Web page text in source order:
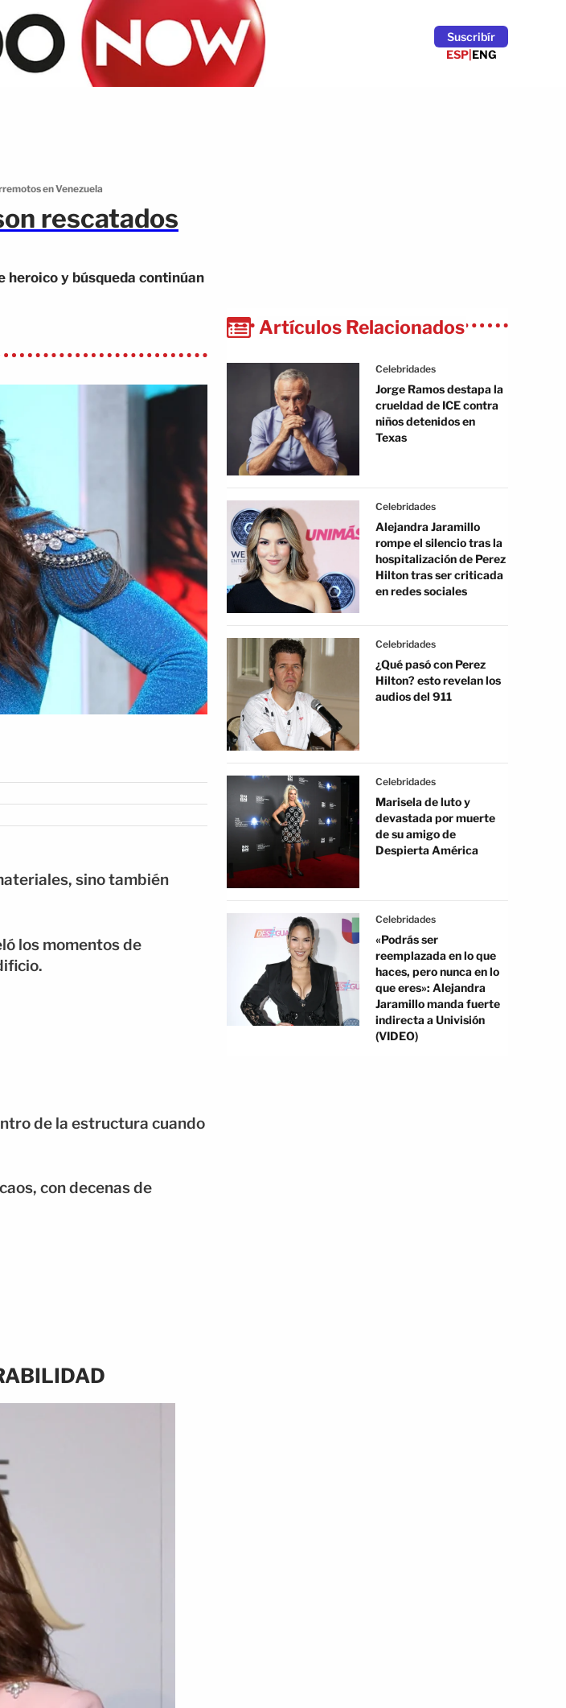
Suscribír
ESP|ENG
en Venezuela
rescatados
y búsqueda continúan
sino también
los momentos de
de la estructura cuando
con decenas de
Artículos Relacionados
Celebridades
Jorge Ramos destapa la
crueldad de ICE contra
niños detenidos en
Texas
Celebridades
Alejandra Jaramillo
rompe el silencio tras la
hospitalización de Perez
Hilton tras ser criticada
en redes sociales
Celebridades
¿Qué pasó con Perez
Hilton? esto revelan los
audios del 911
Celebridades
Marisela de luto y
devastada por muerte
de su amigo de
Despierta América
Celebridades
«Podrás ser
reemplazada en lo que
haces, pero nunca en lo
que eres»: Alejandra
Jaramillo manda fuerte
indirecta a Univisión
(VIDEO)